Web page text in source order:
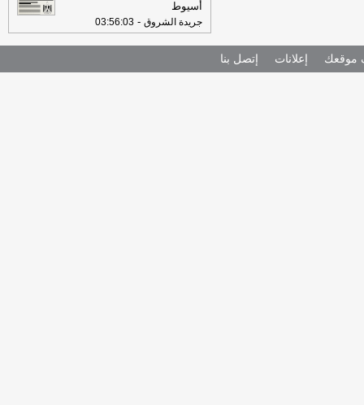
أسيوط
جريدة الشروق -
03:56:03
موقعك إعلانات إتصل بنا